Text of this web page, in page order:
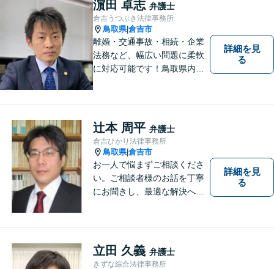
がけております。【初回無料
相談】
濵田 卓志 弁護士
倉吉うつぶき法律事務所
鳥取県|倉吉市
離婚・交通事故・相続・企業
法務など、幅広い問題に柔軟
に対応可能です！鳥取県内の
をしてもいいのか」と迷われ
ている方も、お気軽にご相談
ください！【駐車場有】
詳細を見
る
辻本 周平 弁護士
倉吉ひかり法律事務所
鳥取県|倉吉市
お一人で悩まずご相談くださ
い。ご相談者様のお話を丁寧
にお聞きし、最適な解決へと
詳細を見
る
立田 久義 弁護士
きずな綜合法律事務所